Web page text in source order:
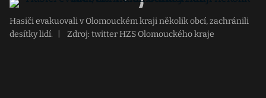
Hasiči evakuovali v Olomouckém kraji několik obcí, zachránili
desítky lidí.
Zdroj: twitter HZS Olomouckého kraje